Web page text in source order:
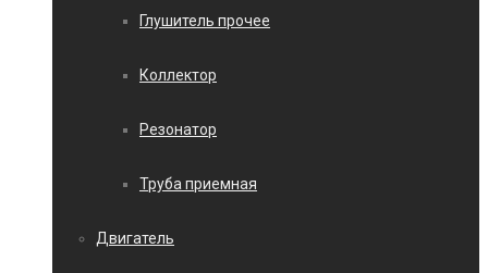
Глушитель прочее
Коллектор
Резонатор
Труба приемная
Двигатель